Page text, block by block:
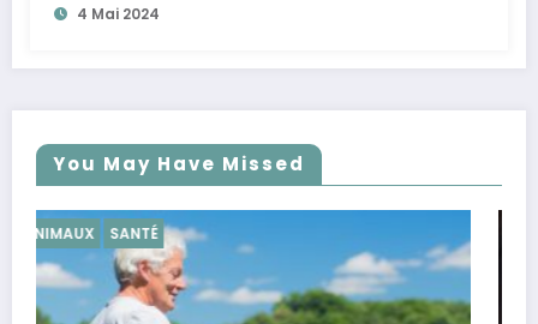
4 Mai 2024
You May Have Missed
SANTÉ